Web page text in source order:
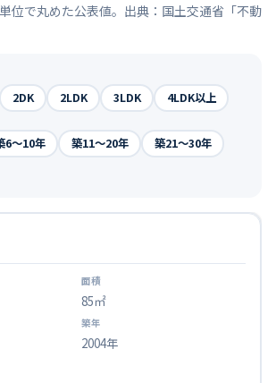
位で丸めた公表値。出典：国土交通省「不動
2DK 2LDK 3LDK 4LDK以上
6〜10年 築11〜20年
築21〜30年
85㎡
2004年